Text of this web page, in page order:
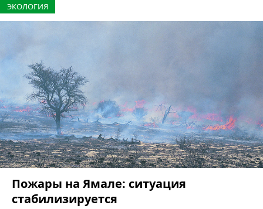
ЭКОЛОГИЯ
Пожары на Ямале: ситуация
стабилизируется